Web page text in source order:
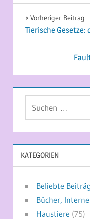
Vorheriger Beitrag
Tierische Gesetze:
KATEGORIEN
Beliebte
Bücher,
Haustiere (75)